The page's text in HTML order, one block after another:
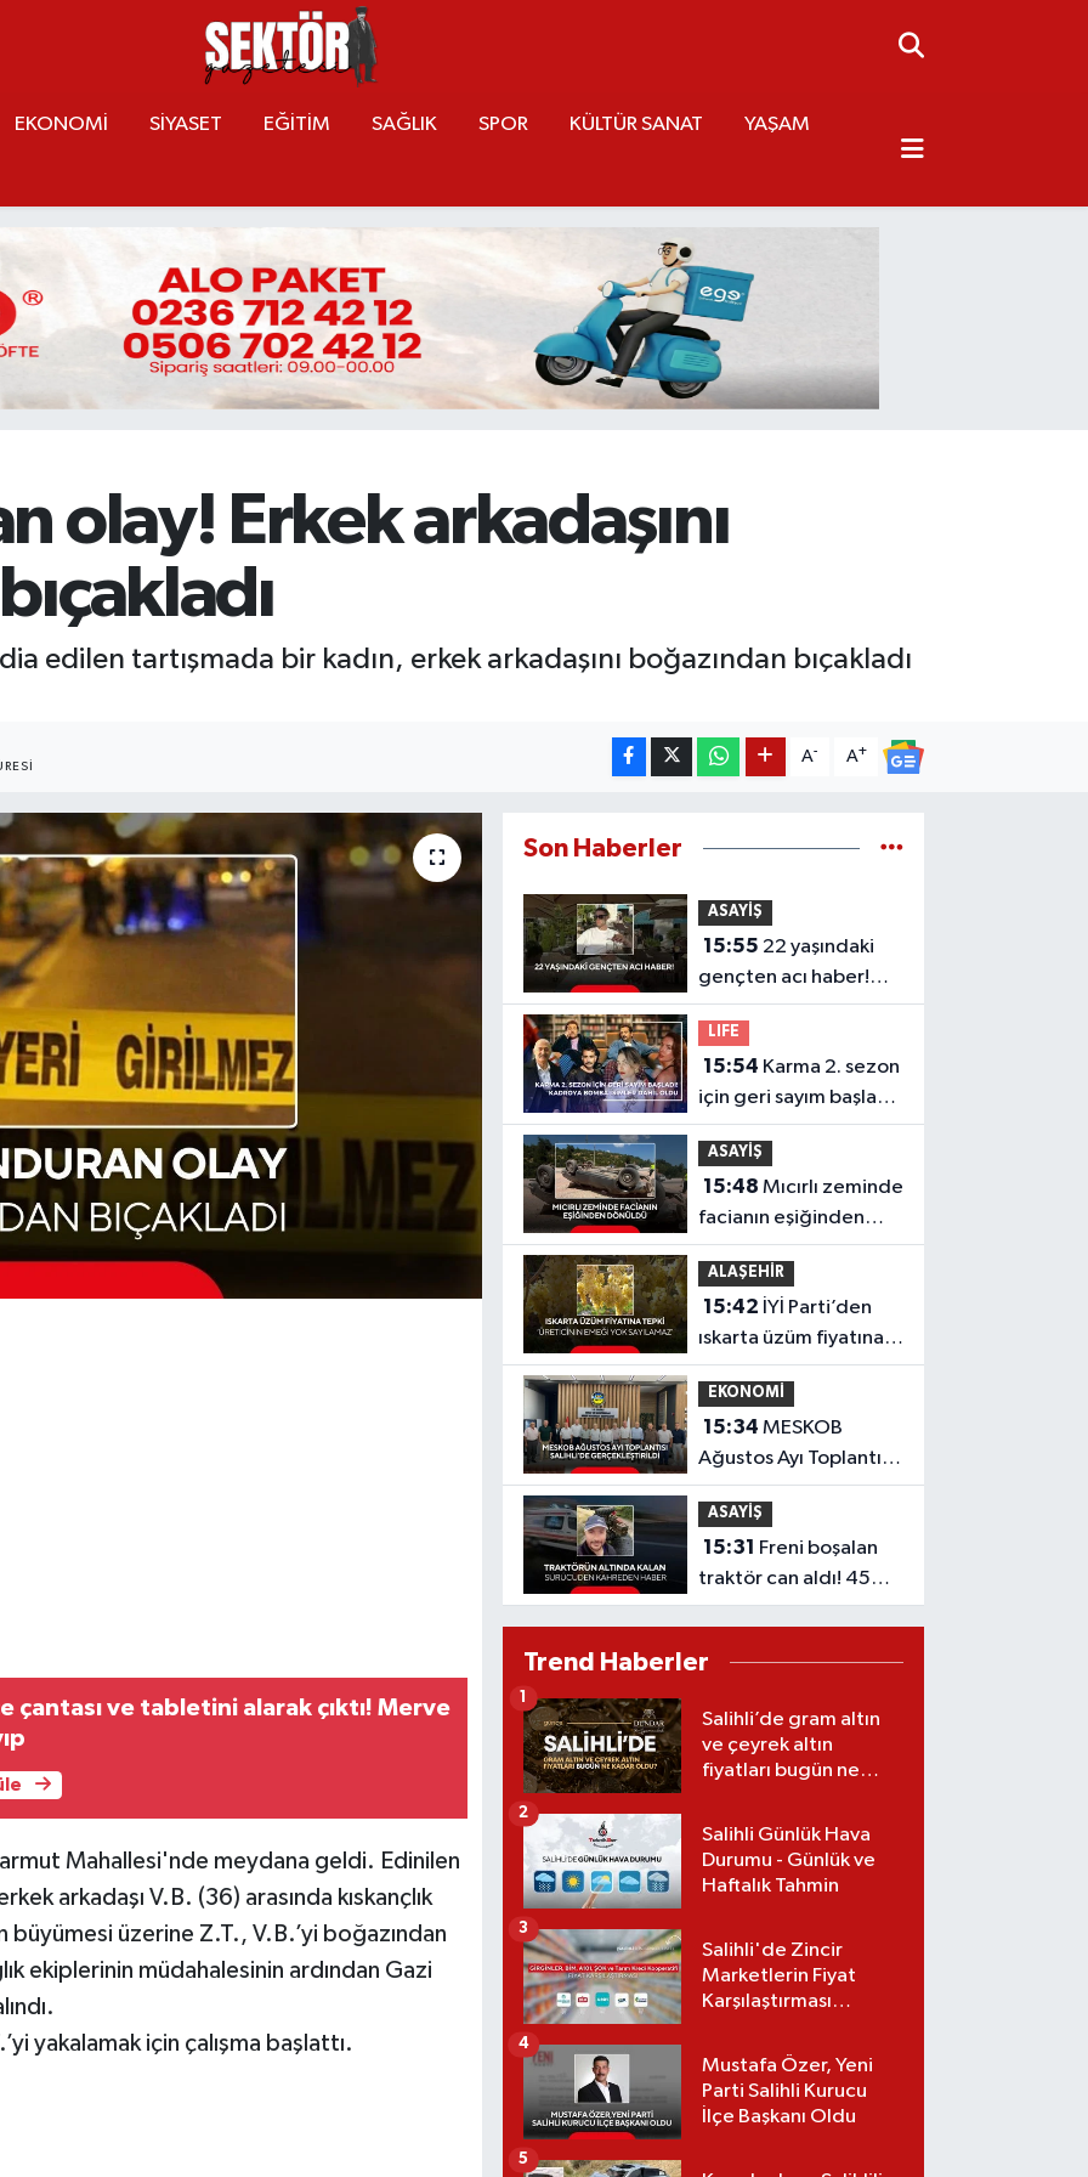
EKONOMİ SİYASET EĞİTİM SAĞLIK SPOR KÜLTÜR SANAT YAŞAM
olay! Erkek arkadaşını
edilen tartışmada bir kadın, erkek arkadaşını boğazından bıçakladı
A- A+
çantası ve tabletini alarak çıktı! Merve
Mahallesi'nde meydana geldi. Edinilen
arkadaşı V.B. (36) arasında kıskançlık
büyümesi üzerine Z.T., V.B.’yi boğazından
ekiplerinin müdahalesinin ardından Gazi
yakalamak için çalışma başlattı.
Son Haberler
ASAYİŞ
15:55
gençten acı haber!
Yeni aldığı motosiklet
sonu oldu
LIFE
15:54
için geri sayım başladı!
Kadroya bomba
isimler dahil oldu
ASAYİŞ
15:48 Mıcırlı zeminde
facianın eşiğinden
dönüldü
ALAŞEHİR
15:42
ıskarta üzüm fiyatına
tepki 'Üreticinin
emeği yok sayılamaz'
EKONOMİ
15:34 MESKOB
Ağustos Ayı Toplantısı
Salihli’de
Gerçekleştirildi
ASAYİŞ
15:31
traktör can aldı! 45
yaşındaki sürücü
Trend Haberler
Salihli’de gram altın
ve çeyrek altın
fiyatları bugün ne
(07.08.2026)
1
Salihli Günlük Hava
Durumu - Günlük ve
Haftalık Tahmin
2
Salihli'de Zincir
Marketlerin Fiyat
Karşılaştırması
3
Mustafa Özer, Yeni
Parti Salihli Kurucu
İlçe Başkanı Oldu
4
5